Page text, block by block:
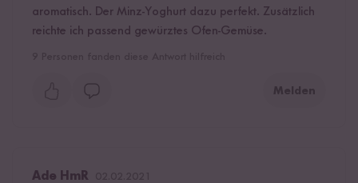
aromatisch. Der Minz-Yoghurt dazu perfekt. Zusätzlich
reichte ich passend gewürztes Ofen-Gemüse.
Melden
Ade HmR